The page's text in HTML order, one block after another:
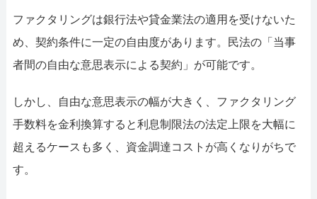
ファクタリングは銀行法や貸金業法の適用を受けないた
め、契約条件に一定の自由度があります。民法の「当事
者間の自由な意思表示による契約」が可能です。
しかし、自由な意思表示の幅が大きく、ファクタリング
手数料を金利換算すると利息制限法の法定上限を大幅に
超えるケースも多く、資金調達コストが高くなりがちで
す。